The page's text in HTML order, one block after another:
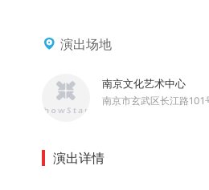
演出场地
南京文化艺术中心
南京市玄武区长江路101
演出详情